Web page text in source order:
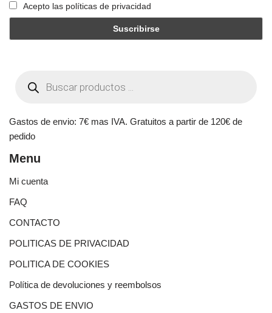
Acepto las políticas de privacidad
Gastos de envio: 7€ mas IVA. Gratuitos a partir de 120€ de
pedido
Menu
Mi cuenta
FAQ
CONTACTO
POLITICAS DE PRIVACIDAD
POLITICA DE COOKIES
Política de devoluciones y reembolsos
GASTOS DE ENVIO